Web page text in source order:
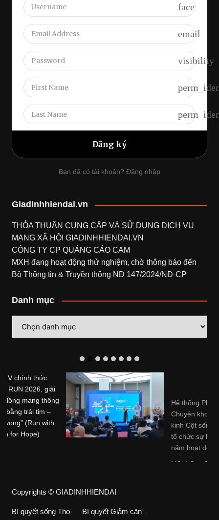
face
email
visibility
Bạn đã có tài khoản? Đăng nhập
Giadinhhiendai.vn
THỎA THUẬN CUNG CẤP VÀ SỬ DỤNG DỊCH VỤ
MẠNG XÃ HỘI GIADINHHIENDAI.VN
CÔNG TY CP QUẢNG CÁO CAM
MXH đang hoạt động thử nghiệm, chờ thông báo đến
Bộ Thông tin & Truyền thông NĐ 147/2024/NĐ-CP
Danh mục
mục
Hệ thống Phòng khám
Chuyên khoa Trị liệu Thần
kinh Cột sống Hoa Kỳ (ACC)
tổ chức sự kiện kỷ niệm 20
năm hoạt động tại Việt Nam
Hệ thống Phòng khám ...
Kinh tế & Tiêu dùng
Món ngon & Điểm đẹp